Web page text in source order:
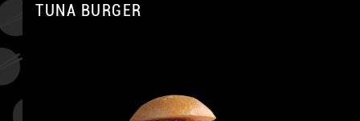
TUNA BURGER